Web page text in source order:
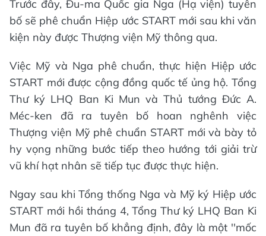
Trước đây, Ðu-ma Quốc gia Nga (Hạ viện) tuyên
bố sẽ phê chuẩn Hiệp ước START mới sau khi văn
kiện này được Thượng viện Mỹ thông qua.
Việc Mỹ và Nga phê chuẩn, thực hiện Hiệp ước
START mới được cộng đồng quốc tế ủng hộ. Tổng
Thư ký LHQ Ban Ki Mun và Thủ tướng Ðức A.
Méc-ken đã ra tuyên bố hoan nghênh việc
Thượng viện Mỹ phê chuẩn START mới và bày tỏ
hy vọng những bước tiếp theo hướng tới giải trừ
vũ khí hạt nhân sẽ tiếp tục được thực hiện.
Ngay sau khi Tổng thống Nga và Mỹ ký Hiệp ước
START mới hồi tháng 4, Tổng Thư ký LHQ Ban Ki
Mun đã ra tuyên bố khẳng định, đây là một ''mốc